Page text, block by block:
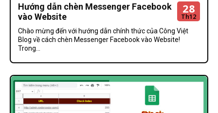
Hướng dẫn chèn Messenger Facebook
vào Website
28
Th12
Chào mừng đến với hướng dẫn chính thức của Công Việt
Blog về cách chèn Messenger Facebook vào Website!
Trong...